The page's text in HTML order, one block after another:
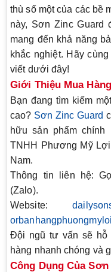
thù số một của các bề
này, Sơn Zinc Guard
mang đến khả năng
khắc nghiệt. Hãy
viết dưới đây!
Giới Thiệu Mua Hàng
Bạn đang tìm kiếm
cao? Sơn Zinc Guard
hữu sản phẩm
TNHH Phương Mỹ
Nam.
Thông tin liên hệ:
(Zalo).
Website:
Đội ngũ tư vấn sẽ hỗ
hàng nhanh chóng và
Công Dụng Của